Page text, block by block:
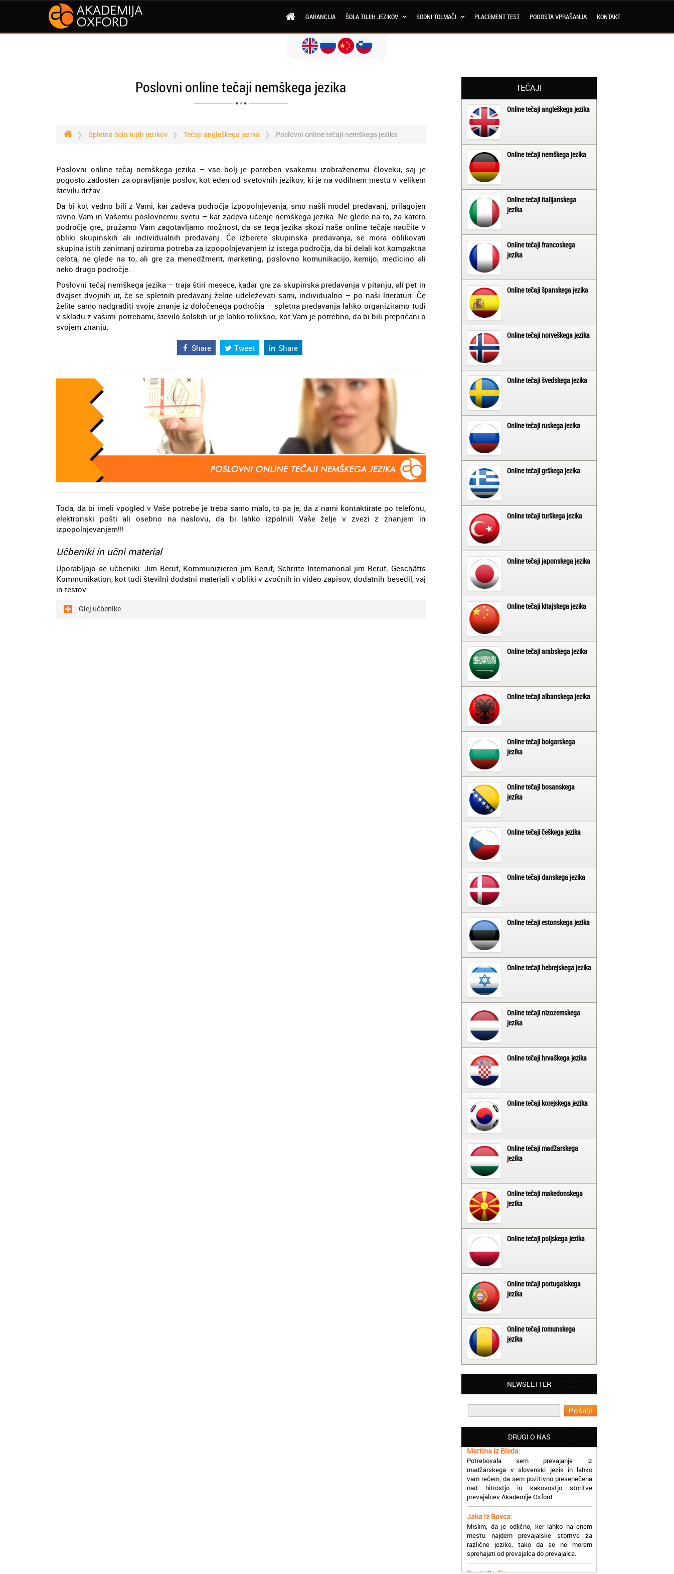
GARANCIJA ŠOLA TUJIH JEZIKOV SODNI TOLMAČI PLACEMENT TEST POGOSTA VPRAŠANJA KONTAKT
Poslovni online tečaji nemškega jezika
Spletna šola tujih jezikov Tečaji angleškega jezika Poslovni online tečaji nemškega jezika
Poslovni online tečaj nemškega jezika – vse bolj je potreben vsakemu izobraženemu človeku, saj je
pogosto zadosten za opravljanje poslov, kot eden od svetovnih jezikov, ki je na vodilnem mestu v velikem
številu držav.
Da bi kot vedno bili z Vami, kar zadeva področja izpopolnjevanja, smo našli model predavanj, prilagojen
ravno Vam in Vašemu poslovnemu svetu – kar zadeva učenje nemškega jezika. Ne glede na to, za katero
področje gre,, pružamo Vam zagotavljamo možnost, da se tega jezika skozi naše online tečaje naučite v
obliki skupinskih ali individualnih predavanj. Če izberete skupinska predavanja, se mora oblikovati
skupina istih zanimanj oziroma potreba za izpopolnjevanjem iz istega področja, da bi delali kot kompaktna
celota, ne glede na to, ali gre za menedžment, marketing, poslovno komunikacijo, kemijo, medicino ali
neko drugo področje.
Poslovni tečaj nemškega jezika – traja štiri mesece, kadar gre za skupinska predavanja v pitanju, ali pet in
dvajset dvojnih ur, če se spletnih predavanj želite udeleževati sami, individualno – po naši literaturi. Če
želite samo nadgraditi svoje znanje iz določenega področja – spletna predavanja lahko organiziramo tudi
v skladu z vašimi potrebami, število šolskih ur je lahko tolikšno, kot Vam je potrebno, da bi bili prepričani o
svojem znanju.
Share Tweet Share
Toda, da bi imeli vpogled v Vaše potrebe je treba samo malo, to pa je, da z nami kontaktirate po telefonu,
elektronski pošti ali osebno na naslovu, da bi lahko izpolnili Vaše želje v zvezi z znanjem in
izpopolnjevanjem!!!
Učbeniki in učni material
Uporabljajo se učbeniki: Jim Beruf; Kommunizieren jim Beruf; Schritte International jim Beruf; Geschäfts
Kommunikation, kot tudi številni dodatni materiali v obliki v zvočnih in video zapisov, dodatnih besedil, vaj
in testov.
Glej učbenike
TEČAJI
Online tečaji angleškega jezika
Online tečaji nemškega jezika
Online tečaji italijanskega
jezika
Online tečaji francoskega
jezika
Online tečaji španskega jezika
Online tečaji norveškega jezika
Online tečaji švedskega jezika
Online tečaji ruskega jezika
Online tečaji grškega jezika
Online tečaji turškega jezika
Online tečaji japonskega jezika
Online tečaji kitajskega jezika
Online tečaji arabskega jezika
Online tečaji albanskega jezika
Online tečaji bolgarskega
jezika
Online tečaji bosanskega
jezika
Online tečaji češkega jezika
Online tečaji danskega jezika
Online tečaji estonskega jezika
Online tečaji hebrejskega jezika
Online tečaji nizozemskega
jezika
Online tečaji hrvaškega jezika
Online tečaji korejskega jezika
Online tečaji madžarskega
jezika
Online tečaji makedonskega
jezika
Online tečaji poljskega jezika
Online tečaji portugalskega
jezika
Online tečaji romunskega
jezika
NEWSLETTER
DRUGI O NAS
Matjaž iz Ajdovščine:
Lahko pohvalim vse zaposlene v Akademiji
prevajalske storitve opravljajo hitro in
učinkoviti.
Martina iz Bleda:
Potrebovala sem prevajanje iz
madžarskega v slovenski jezik in lahko
vam rečem, da sem pozitivno presenečena
nad hitrostjo in kakovostjo storitve
prevajalcev Akademije Oxford.
Jaka iz Bovca:
Mislim, da je odlično, ker lahko na enem
mestu najdem prevajalske storitve za
različne jezike, tako da se ne morem
sprehajati od prevajalca do prevajalca.
Eva iz Brežic:
Nujno sem potrebovala prevod v francoski